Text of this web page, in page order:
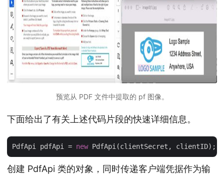
预览从 PDF 文件中提取的 pf 图像。
下面给出了有关上述代码片段的快速详细信息。
PdfApi pdfApi = new
创建 PdfApi 类的对象，同时传递客户端凭据作为输